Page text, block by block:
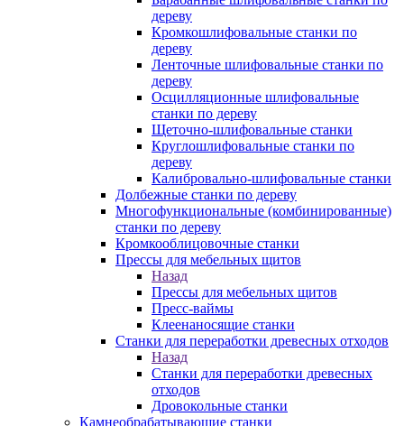
дереву
Кромкошлифовальные станки по
дереву
Ленточные шлифовальные станки по
дереву
Осцилляционные шлифовальные
станки по дереву
Щеточно-шлифовальные станки
Круглошлифовальные станки по
дереву
Калибровально-шлифовальные станки
Долбежные станки по дереву
Многофункциональные (комбинированные)
станки по дереву
Кромкооблицовочные станки
Прессы для мебельных щитов
Назад
Прессы для мебельных щитов
Пресс-ваймы
Клеенаносящие станки
Станки для переработки древесных отходов
Назад
Станки для переработки древесных
отходов
Дровокольные станки
Камнеобрабатывающие станки